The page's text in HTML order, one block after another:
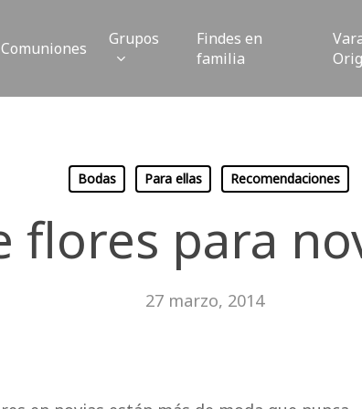
Comuniones Grupos
Findes en
familia
Bodas Para ellas Recomendaciones
flores para
27 marzo, 2014